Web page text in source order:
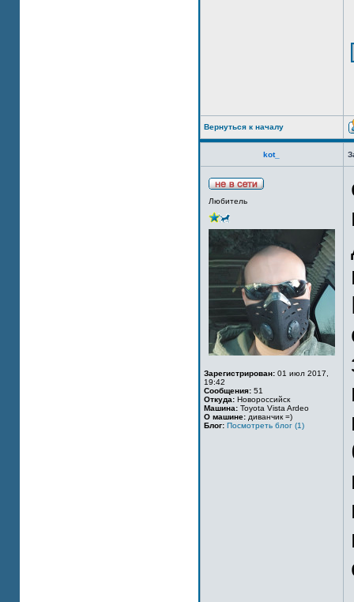
Вернуться к началу
kot_
Любитель
Зарегистрирован: 01 июл 2017,
19:42
Сообщения: 51
Откуда: Новороссийск
Машина: Toyota Vista Ardeo
О машине: диванчик =)
Блог: Посмотреть блог (1)